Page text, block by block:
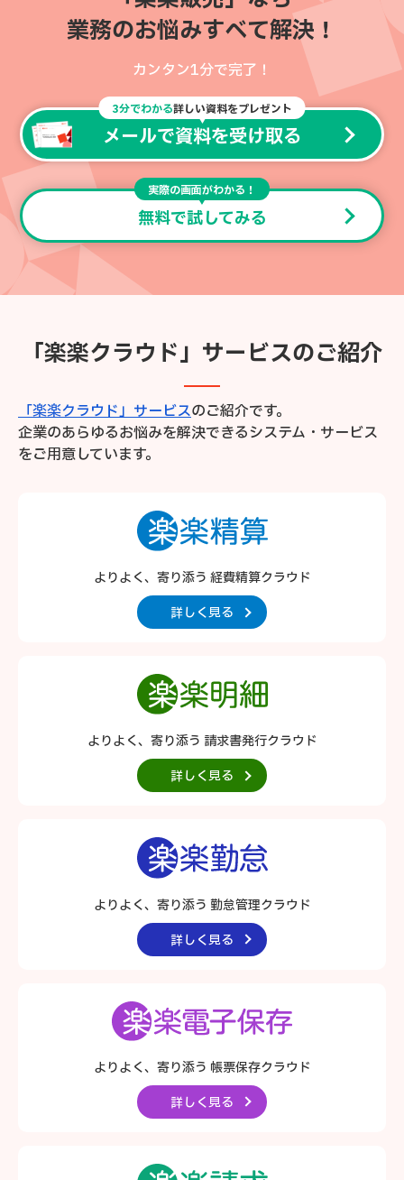
業務のお悩みすべて解決！
カンタン1分で完了！
3分でわかる詳しい資料をプレゼント
メールで資料を受け取る
実際の画面がわかる！
無料で試してみる
「楽楽クラウド」サービスのご紹介
「楽楽クラウド」サービスのご紹介です。
企業のあらゆるお悩みを解決できるシステム・サービス
をご用意しています。
よりよく、寄り添う 経費精算クラウド
詳しく見る
よりよく、寄り添う 請求書発行クラウド
詳しく見る
よりよく、寄り添う 勤怠管理クラウド
詳しく見る
よりよく、寄り添う 帳票保存クラウド
詳しく見る